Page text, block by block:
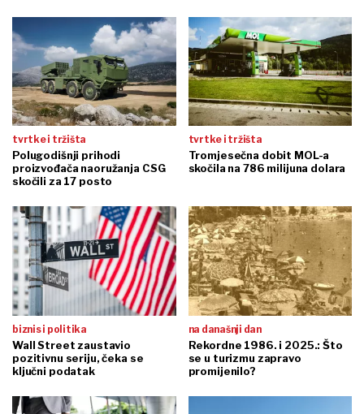
tvrtke i tržišta
Polugodišnji prihodi
proizvođača naoružanja CSG
skočili za 17 posto
tvrtke i tržišta
Tromjesečna dobit MOL-a
skočila na 786 milijuna dolara
biznis i politika
Wall Street zaustavio
pozitivnu seriju, čeka se
ključni podatak
na današnji dan
Rekordne 1986. i 2025.: Što
se u turizmu zapravo
promijenilo?